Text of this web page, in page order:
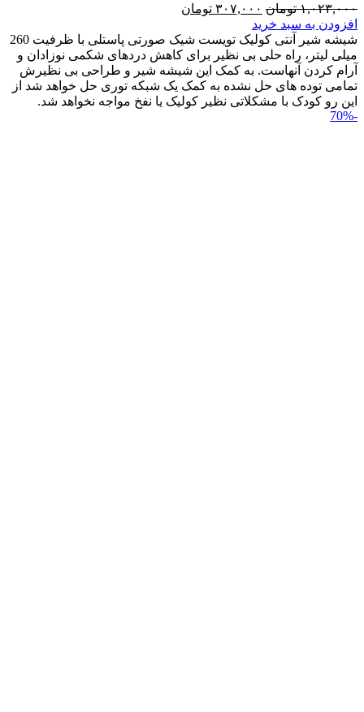
۱,۰۲۳,۰۰۰ تومان ۳۰۷,۰۰۰ تومان
افزودن به سبد خرید
شیشه شیر آنتی کولیک تویست شیک صورتی پاستلی با ظرفیت 260
میلی لیتر، راه حلی بی نظیر برای کاهش دردهای شکمی نوزادان و
آرام کردن آنهاست. به کمک این شیشه شیر و طراحی بی نظیرش
تمامی توده های حل نشده به کمک یک شبکه توری حل خواهد شد از
این رو کودک با مشکلاتی نظیر کولیک یا نفخ مواجه نخواهد شد.
-70%